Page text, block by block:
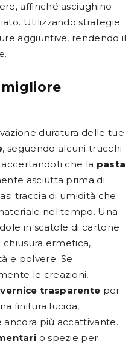
affinché asciughino
Utilizzando strategie
aggiuntive, rendendo il
duratura delle tue
, seguendo alcuni trucchi
che la pasta
asciutta prima di
traccia di umidità che
nel tempo. Una
in scatole di cartone
ermetica,
e polvere. Se
le creazioni,
vernice trasparente per
finitura lucida,
ancora più accattivante.
o spezie per